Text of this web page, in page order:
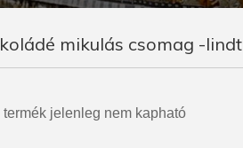
mikulás csomag -lindt
jelenleg nem kapható